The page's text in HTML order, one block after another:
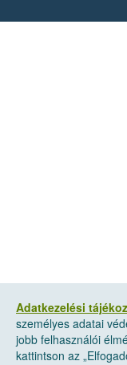
Adatkezelési
személyes adatai
jobb felhasználói
kattintson az